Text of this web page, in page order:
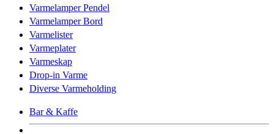
Varmelamper Pendel
Varmelamper Bord
Varmelister
Varmeplater
Varmeskap
Drop-in Varme
Diverse Varmeholding
Bar & Kaffe